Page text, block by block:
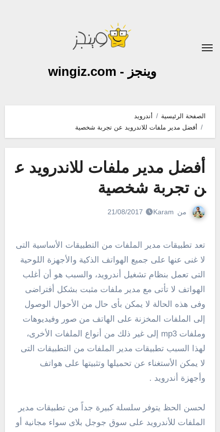
وينجز - wingiz.com
الصفحة الرئيسية
أندرويد
أفضل مدير ملفات للاندرويد عن تجربة شخصية
أفضل مدير ملفات للاندرويد ع
ن تجربة شخصية
من Karam
21/08/2017
تعد تطبيقات مدير الملفات من التطبيقات الأساسية التى
لا غنى عنها على جميع الهواتف الذكية والأجهزة اللوحية
التى تعمل بنظام تشغيل أندرويد، والسبب هو أن أغلب
الهواتف لا تأتى مع مدير ملفات مثبت بشكل أفتراضى
وفى هذه الحالة لا يمكن بأى حال من الأحوال الوصول
إلى الملفات المخزنة على الهاتف من صور وفيديوهات
وملفات mp3 إلى غير ذلك من أنواع الملفات الأخرى،
لهذا السبب تطبيقات مدير الملفات من التطبيقات التى
لا يمكن الأستغناء عن تحميلها وتثبيتها على هواتف
وأجهزة أندرويد .
لحسن الحظ يتوفر سلسلة كبيرة جداً من تطبيقات مدير
الملفات للأندرويد على سوق جوجل بلاى سواء مجانية أو